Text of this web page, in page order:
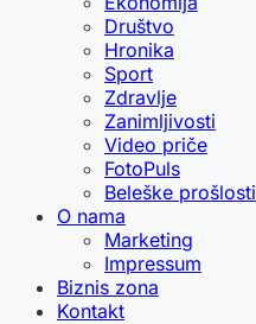
Društvo
Hronika
Sport
Zdravlje
Zanimljivosti
Video priče
FotoPuls
Beleške prošlosti
O nama
Marketing
Impressum
Biznis zona
Kontakt